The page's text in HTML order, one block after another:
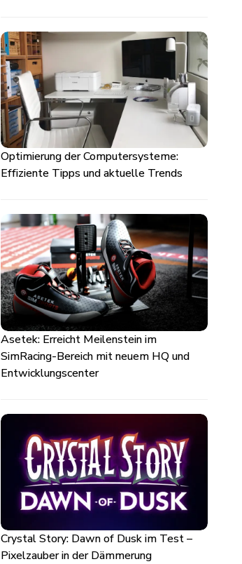
Optimierung der Computersysteme:
Effiziente Tipps und aktuelle Trends
Asetek: Erreicht Meilenstein im
SimRacing-Bereich mit neuem HQ und
Entwicklungscenter
Crystal Story: Dawn of Dusk im Test –
Pixelzauber in der Dämmerung